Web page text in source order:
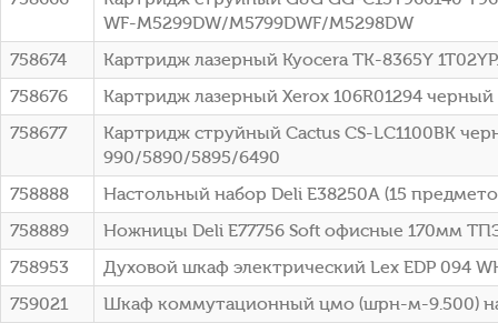
WF-M5299DW/M5799DWF/M5298DW
758674
Картридж лазерный Kyocera TK-8365Y
758676
Картридж лазерный Xerox 106R01294 черный
758677
Картридж струйный Cactus CS-LC1100BK
990/5890/5895/6490
758888
Настольный набор Deli E38250A (15
758889
Ножницы Deli E77756 Soft офисные 170мм
758953
Духовой шкаф электрический Lex EDP 094
759021
Шкаф коммутационный цмо (шрн-м-9.500)